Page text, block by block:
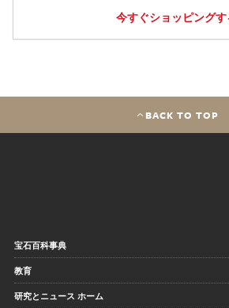
今すぐショッピングす
BACK TO TOP
宝石百科事典
教育
研究とニュース ホーム